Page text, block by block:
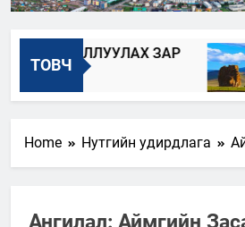
ТОВЧ
АЖИЛЛУУЛАХ ЗАР
Home Нутгийн удирдлага